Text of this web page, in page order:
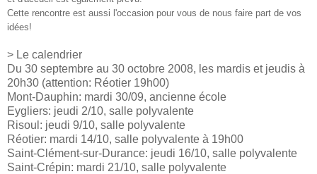
Cette rencontre est aussi l'occasion pour vous de nous faire part de vos
idées!
> Le calendrier
Du 30 septembre au 30 octobre 2008, les mardis et jeudis à
20h30 (attention: Réotier 19h00)
Mont-Dauphin: mardi 30/09, ancienne école
Eygliers: jeudi 2/10, salle polyvalente
Risoul: jeudi 9/10, salle polyvalente
Réotier: mardi 14/10, salle polyvalente à 19h00
Saint-Clément-sur-Durance: jeudi 16/10, salle polyvalente
Saint-Crépin: mardi 21/10, salle polyvalente